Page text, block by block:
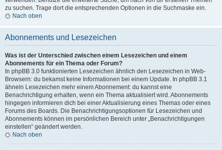
zu suchen. Trage dort die entsprechenden Optionen in die Suchmaske ein.
Nach oben
Abonnements und Lesezeichen
Was ist der Unterschied zwischen einem Lesezeichen und einem
Abonnements für ein Thema oder Forum?
In phpBB 3.0 funktionierten Lesezeichen ähnlich den Lesezeichen in Web-
Browsern: du bekamst keine Informationen bei einem Update. In phpBB 3.1
ähneln Lesezeichen mehr einem Abonnement: du kannst eine
Benachrichtigung erhalten, wenn ein Thema aktualisiert wird. Abonnements
hingegen informieren dich bei einer Aktualisierung eines Themas oder eines
Forums des Boards. Die Benachrichtigungsoptionen für Lesezeichen und
Abonnements können im persönlichen Bereich unter „Benachrichtigungen
einstellen“ geändert werden.
Nach oben